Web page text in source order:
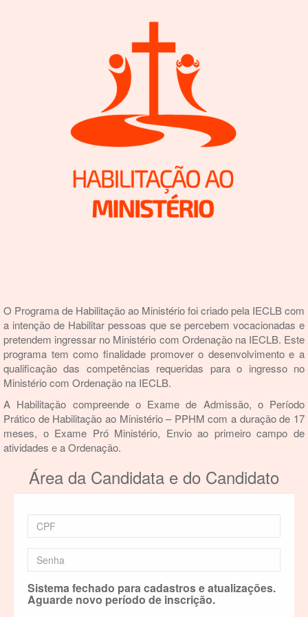
O Programa de Habilitação ao Ministério foi criado pela IECLB com
a intenção de Habilitar pessoas que se percebem vocacionadas e
pretendem ingressar no Ministério com Ordenação na IECLB. Este
programa tem como finalidade promover o desenvolvimento e a
qualificação das competências requeridas para o ingresso no
Ministério com Ordenação na IECLB.
A Habilitação compreende o Exame de Admissão, o Período
Prático de Habilitação ao Ministério – PPHM com a duração de 17
meses, o Exame Pró Ministério, Envio ao primeiro campo de
atividades e a Ordenação.
Área da Candidata e do Candidato
Sistema fechado para cadastros e atualizações.
Aguarde novo período de inscrição.